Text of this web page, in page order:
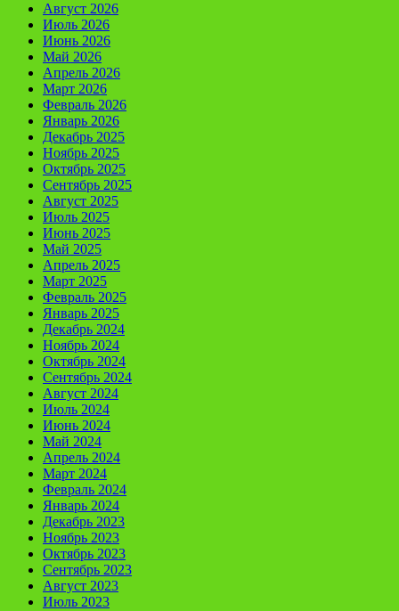
Август 2026
Июль 2026
Июнь 2026
Май 2026
Апрель 2026
Март 2026
Февраль 2026
Январь 2026
Декабрь 2025
Ноябрь 2025
Октябрь 2025
Сентябрь 2025
Август 2025
Июль 2025
Июнь 2025
Май 2025
Апрель 2025
Март 2025
Февраль 2025
Январь 2025
Декабрь 2024
Ноябрь 2024
Октябрь 2024
Сентябрь 2024
Август 2024
Июль 2024
Июнь 2024
Май 2024
Апрель 2024
Март 2024
Февраль 2024
Январь 2024
Декабрь 2023
Ноябрь 2023
Октябрь 2023
Сентябрь 2023
Август 2023
Июль 2023